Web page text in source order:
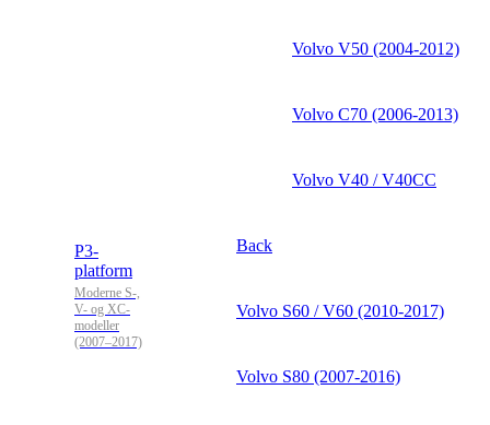
Volvo V50 (2004-2012)
Volvo C70 (2006-2013)
Volvo V40 / V40CC
P3-
platform
Moderne S-,
V- og XC-
modeller
(2007–2017)
Back
Volvo S60 / V60 (2010-2017)
Volvo S80 (2007-2016)